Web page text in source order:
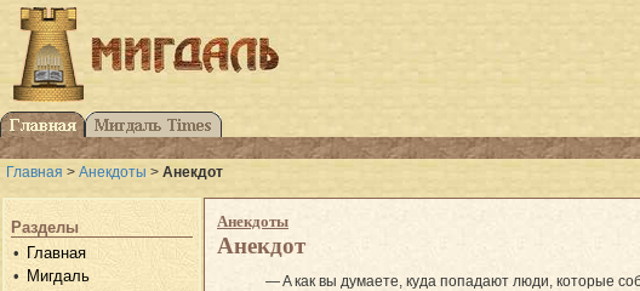
Главная > Анекдоты > Анекдот
Разделы
Главная
Мигдаль
Анекдоты
Анекдот
— A как вы думаете, куда попадают люди, которые